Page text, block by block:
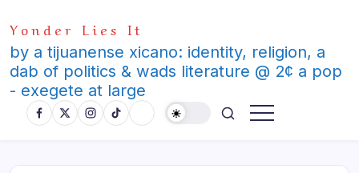
to
content
Yonder Lies It
by a tijuanense xicano: identity, religion, a
dab of politics & wads literature @ 2¢ a pop
- exegete at large